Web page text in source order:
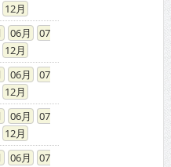
12
06
07
12
06
07
12
06
07
12
06
07